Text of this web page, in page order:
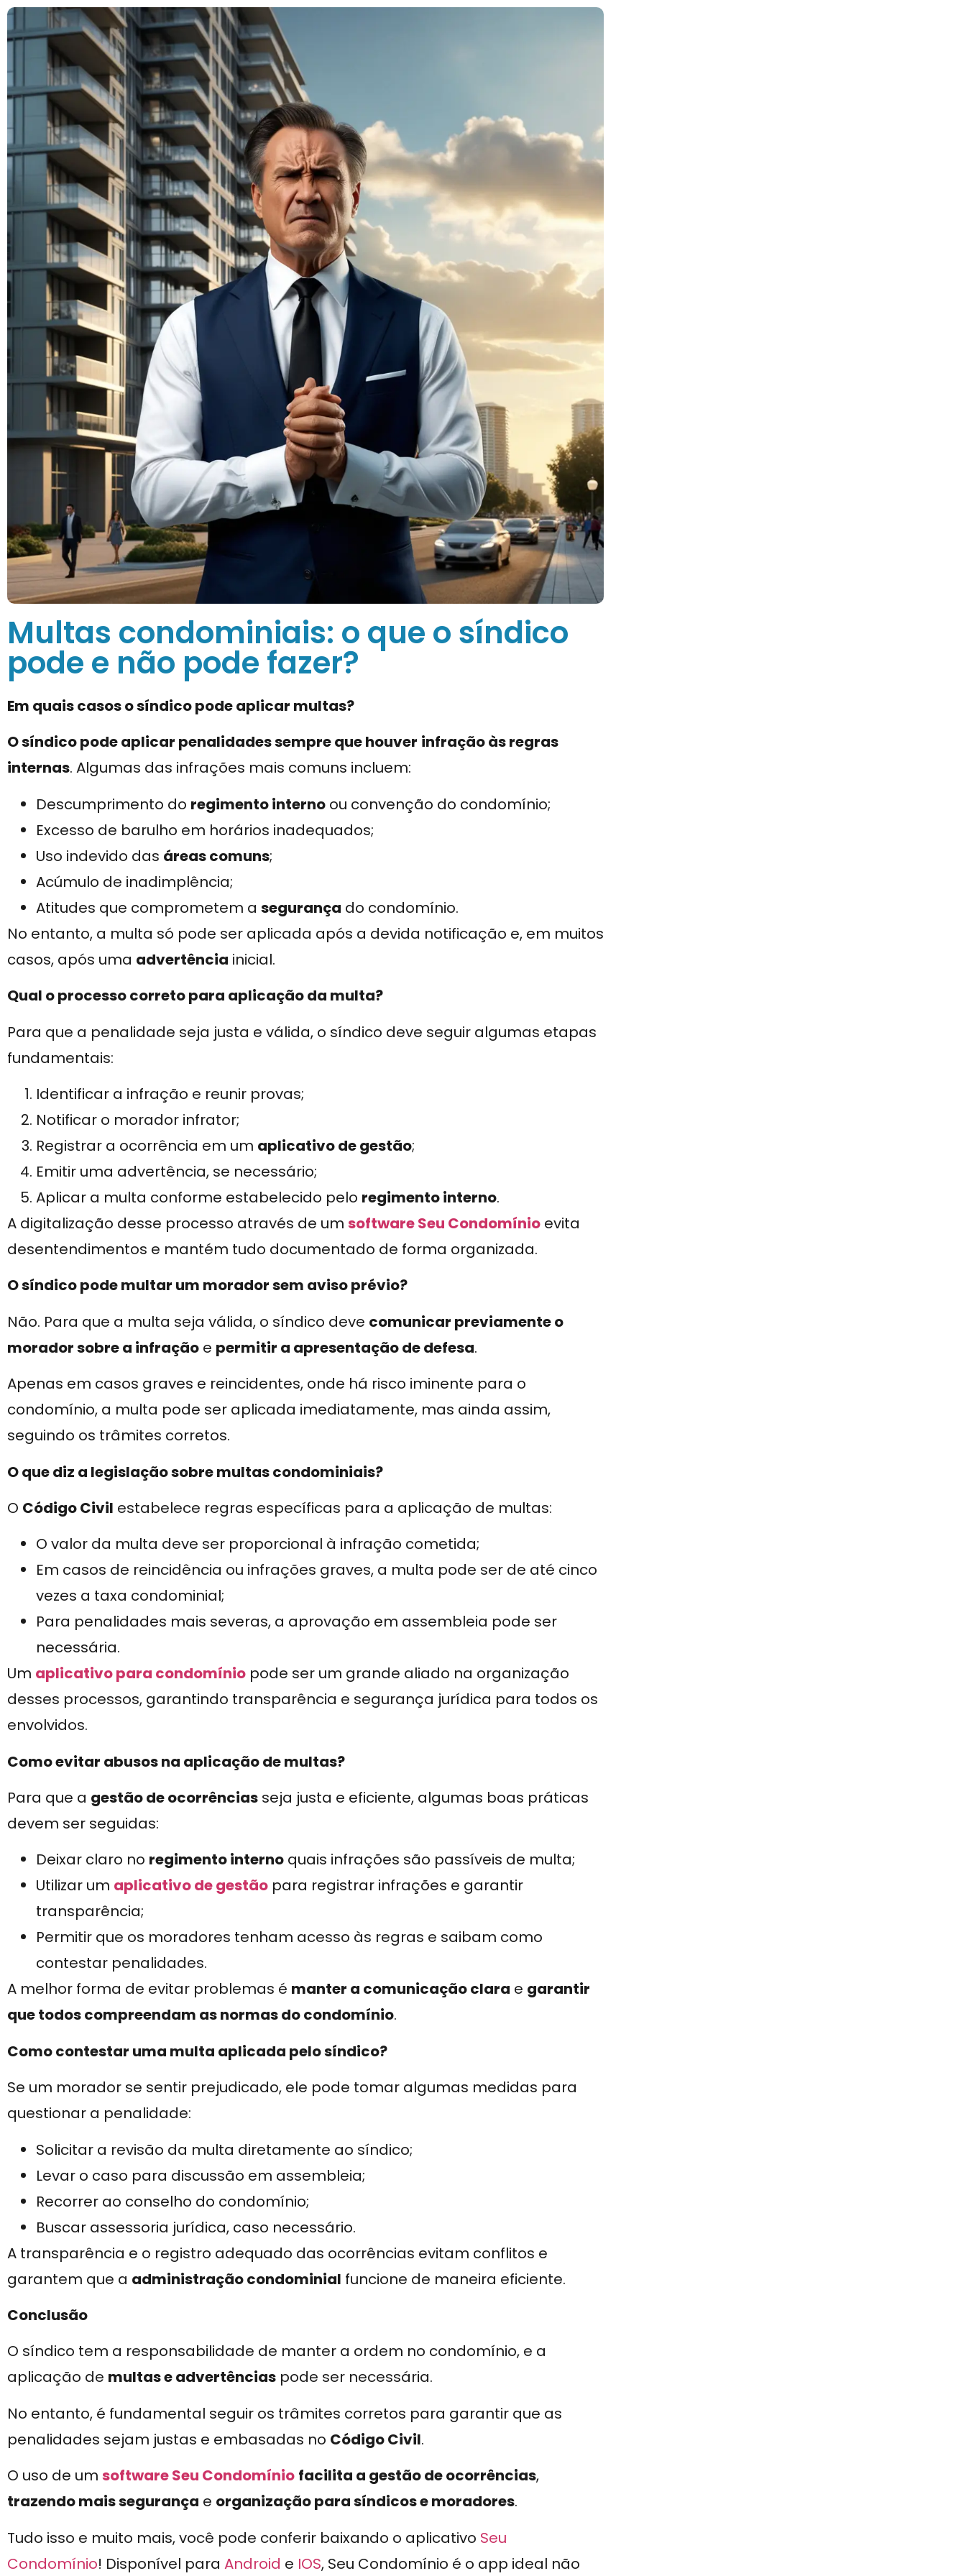
Multas condominiais: o que o síndico
pode e não pode fazer?
Em quais casos o síndico pode aplicar multas?
O síndico pode aplicar penalidades sempre que houver infração às regras
internas. Algumas das infrações mais comuns incluem:
Descumprimento do regimento interno ou convenção do condomínio;
Excesso de barulho em horários inadequados;
Uso indevido das áreas comuns;
Acúmulo de inadimplência;
Atitudes que comprometem a segurança do condomínio.
No entanto, a multa só pode ser aplicada após a devida notificação e, em muitos
casos, após uma advertência inicial.
Qual o processo correto para aplicação da multa?
Para que a penalidade seja justa e válida, o síndico deve seguir algumas etapas
fundamentais:
Identificar a infração e reunir provas;
Notificar o morador infrator;
Registrar a ocorrência em um aplicativo de gestão;
Emitir uma advertência, se necessário;
Aplicar a multa conforme estabelecido pelo regimento interno.
A digitalização desse processo através de um software Seu Condomínio evita
desentendimentos e mantém tudo documentado de forma organizada.
O síndico pode multar um morador sem aviso prévio?
Não. Para que a multa seja válida, o síndico deve comunicar previamente o
morador sobre a infração e permitir a apresentação de defesa.
Apenas em casos graves e reincidentes, onde há risco iminente para o
condomínio, a multa pode ser aplicada imediatamente, mas ainda assim,
seguindo os trâmites corretos.
O que diz a legislação sobre multas condominiais?
O Código Civil estabelece regras específicas para a aplicação de multas:
O valor da multa deve ser proporcional à infração cometida;
Em casos de reincidência ou infrações graves, a multa pode ser de até cinco
vezes a taxa condominial;
Para penalidades mais severas, a aprovação em assembleia pode ser
necessária.
Um aplicativo para condomínio pode ser um grande aliado na organização
desses processos, garantindo transparência e segurança jurídica para todos os
envolvidos.
Como evitar abusos na aplicação de multas?
Para que a gestão de ocorrências seja justa e eficiente, algumas boas práticas
devem ser seguidas:
Deixar claro no regimento interno quais infrações são passíveis de multa;
Utilizar um aplicativo de gestão para registrar infrações e garantir
transparência;
Permitir que os moradores tenham acesso às regras e saibam como
contestar penalidades.
A melhor forma de evitar problemas é manter a comunicação clara e garantir
que todos compreendam as normas do condomínio.
Como contestar uma multa aplicada pelo síndico?
Se um morador se sentir prejudicado, ele pode tomar algumas medidas para
questionar a penalidade:
Solicitar a revisão da multa diretamente ao síndico;
Levar o caso para discussão em assembleia;
Recorrer ao conselho do condomínio;
Buscar assessoria jurídica, caso necessário.
A transparência e o registro adequado das ocorrências evitam conflitos e
garantem que a administração condominial funcione de maneira eficiente.
Conclusão
O síndico tem a responsabilidade de manter a ordem no condomínio, e a
aplicação de multas e advertências pode ser necessária.
No entanto, é fundamental seguir os trâmites corretos para garantir que as
penalidades sejam justas e embasadas no Código Civil.
O uso de um software Seu Condomínio facilita a gestão de ocorrências,
trazendo mais segurança e organização para síndicos e moradores.
Tudo isso e muito mais, você pode conferir baixando o aplicativo Seu
Condomínio! Disponível para Android e IOS, Seu Condomínio é o app ideal não